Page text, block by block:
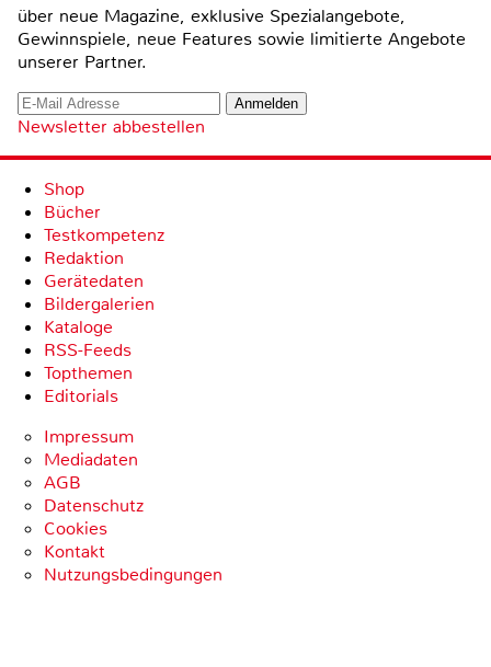
über neue Magazine, exklusive Spezialangebote,
Gewinnspiele, neue Features sowie limitierte Angebote
unserer Partner.
Newsletter abbestellen
Shop
Bücher
Testkompetenz
Redaktion
Gerätedaten
Bildergalerien
Kataloge
RSS-Feeds
Topthemen
Editorials
Impressum
Mediadaten
AGB
Datenschutz
Cookies
Kontakt
Nutzungsbedingungen